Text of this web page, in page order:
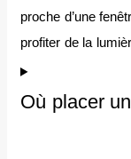
proche d’une
profiter de la
Où placer